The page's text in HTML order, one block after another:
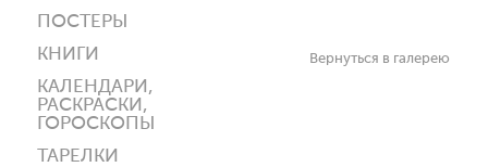
ПОСТЕРЫ
КНИГИ
КАЛЕНДАРИ,
РАСКРАСКИ,
ГОРОСКОПЫ
ТАРЕЛКИ
Вернуться в галерею